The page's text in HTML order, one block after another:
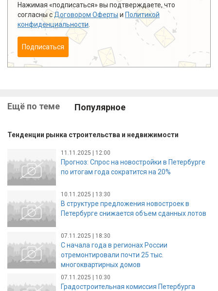
Нажимая «подписаться» вы подтверждаете, что
согласны сДоговором Оферты и Политикой
конфиденциальности
Подписаться
Ещё по теме Популярное
Тенденции рынка строительства и недвижимости
11.11.2025 | 12:00
Прогноз: Спрос на новостройки в Петербурге
по итогам года сократится на 20%
10.11.2025 | 13:30
В структуре предложения новостроек в
Петербурге снижается объем сданных лотов
07.11.2025 | 18:30
С начала года в регионах России
отремонтировали почти 25 тыс.
многоквартирных домов
07.11.2025 | 10:30
Градостроительная комиссия Петербурга